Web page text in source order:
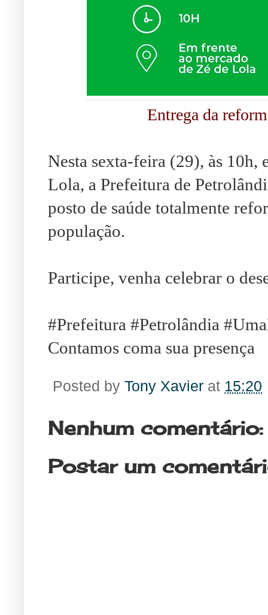
Entrega da
Nesta sexta-feira (29), às 10h,
Lola, a Prefeitura de
posto de saúde totalmente
população.
Participe, venha celebrar o
#Prefeitura #Petrolândia
Contamos coma sua presença
Posted by Tony Xavier at 15:20
Nenhum comentário:
Postar um